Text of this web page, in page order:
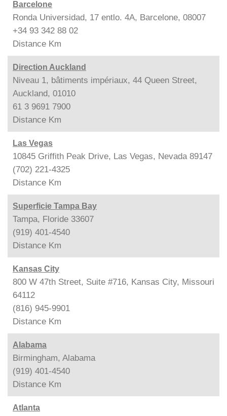
Barcelone
Ronda Universidad, 17 entlo. 4A, Barcelone, 08007
+34 93 342 88 02
Distance Km
Direction Auckland
Niveau 1, bâtiments impériaux, 44 Queen Street,
Auckland, 01010
61 3 9691 7900
Distance Km
Las Vegas
10845 Griffith Peak Drive, Las Vegas, Nevada 89147
(702) 221-4325
Distance Km
Superficie Tampa Bay
Tampa, Floride 33607
(919) 401-4540
Distance Km
Kansas City
800 W 47th Street, Suite #716, Kansas City, Missouri
64112
(816) 945-9901
Distance Km
Alabama
Birmingham, Alabama
(919) 401-4540
Distance Km
Atlanta